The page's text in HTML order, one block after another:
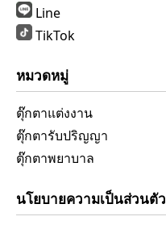
Line
TikTok
หมวดหมู่
ตุ๊กตาแต่งงาน
ตุ๊กตารับปริญญา
ตุ๊กตาพยาบาล
นโยบายความเป็นส่วนตัว